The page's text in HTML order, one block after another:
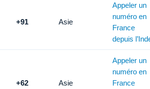
+91 Asie
Appeler un
numéro en
France
depuis
+62 Asie
Appeler un
numéro en
France